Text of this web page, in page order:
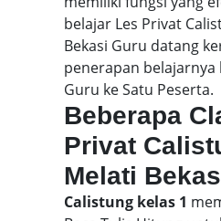
belajar Les Privat
Bekasi Guru datang
penerapan
Guru ke Satu Peserta.
Beberapa
Privat
Melati
Calistung kelas 1